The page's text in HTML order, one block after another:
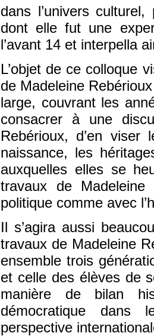
dans l’univers
dont elle fut une
l’avant 14 et interpella
L’objet de ce colloque
de Madeleine
large, couvrant les
consacrer à une
Rebérioux, d’en viser
naissance, les
auxquelles elles se
travaux de
politique comme avec
Il s’agira aussi
travaux de Madeleine
ensemble trois
et celle des élèves de
manière de bilan
démocratique dans
perspective